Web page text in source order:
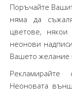
Поръчайте
няма да
цветове,
неонови
Вашето желание
Неоновата